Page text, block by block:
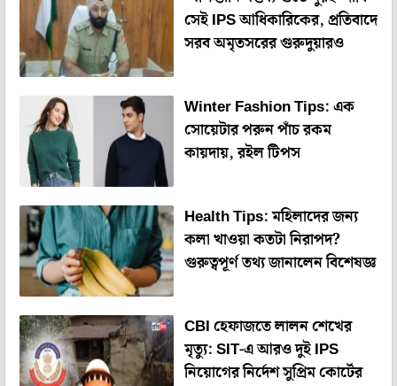
সেই IPS আধিকারিকের, প্রতিবাদে
সরব অমৃতসরের গুরুদুয়ারও
Winter Fashion Tips: এক
সোয়েটার পরুন পাঁচ রকম
কায়দায়, রইল টিপস
Health Tips: মহিলাদের জন্য
কলা খাওয়া কতটা নিরাপদ?
গুরুত্বপূর্ণ তথ্য জানালেন বিশেষজ্ঞ
CBI হেফাজতে লালন শেখের
মৃত্যু: SIT-এ আরও দুই IPS
নিয়োগের নির্দেশ সুপ্রিম কোর্টের